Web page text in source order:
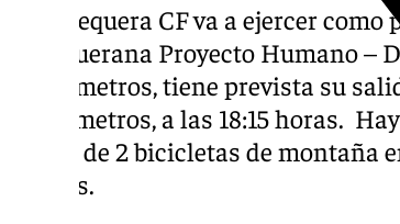
El Antequera CF va a ejercer como
Antequerana Proyecto Humano –
5.500 metros, tiene prevista su
1.600 metros, a las 18:15 horas.
sorteo de 2 bicicletas de
regalos.